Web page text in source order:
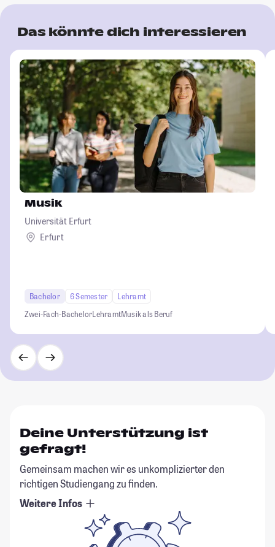
Das könnte dich interessieren
Musik
Universität Erfurt
Erfurt
Bachelor 6 Semester
Lehramt
Zwei-Fach-BachelorLehramtMusik als Beruf
Deine Unterstützung ist
gefragt!
Gemeinsam machen wir es unkomplizierter den
richtigen Studiengang zu finden.
Weitere Infos